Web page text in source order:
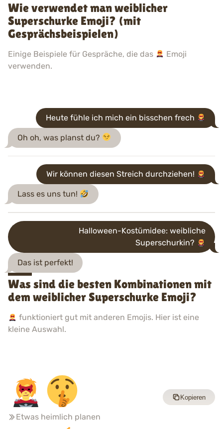
Wie verwendet man weiblicher
Superschurke Emoji? (mit
Gesprächsbeispielen)
Einige Beispiele für Gespräche, die das
Emoji
verwenden.
Heute fühle ich mich ein bisschen frech
Oh oh, was planst du?
Wir können diesen Streich durchziehen!
Lass es uns tun!
Halloween-Kostümidee: weibliche
Superschurkin?
Das ist perfekt!
Was sind die besten Kombinationen mit
dem weiblicher Superschurke Emoji?
funktioniert gut mit anderen Emojis. Hier ist eine
kleine Auswahl.
Etwas heimlich planen
Kopieren